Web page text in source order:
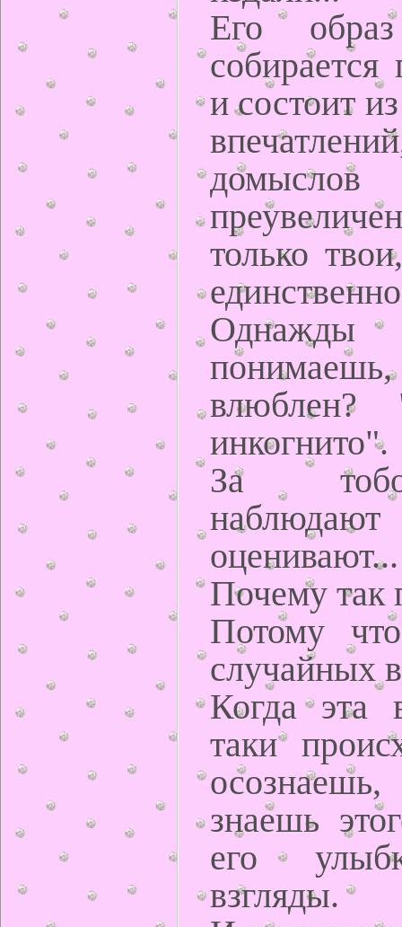
Его
и состоит
только
влюблен?
инкогнито".
За
оценивают...
Почему так
Потому
случайных
Когда эта
таки
знаешь
его
взгляды.